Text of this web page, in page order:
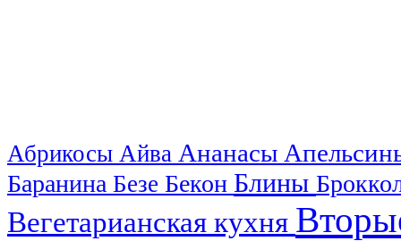
Абрикосы Айва Ананасы
Баранина Безе Бекон Блины
Вегетарианская кухня